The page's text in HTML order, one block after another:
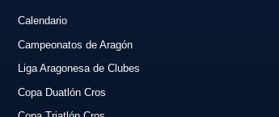
Calendario
Campeonatos de Aragón
Liga Aragonesa de Clubes
Copa Duatlón Cros